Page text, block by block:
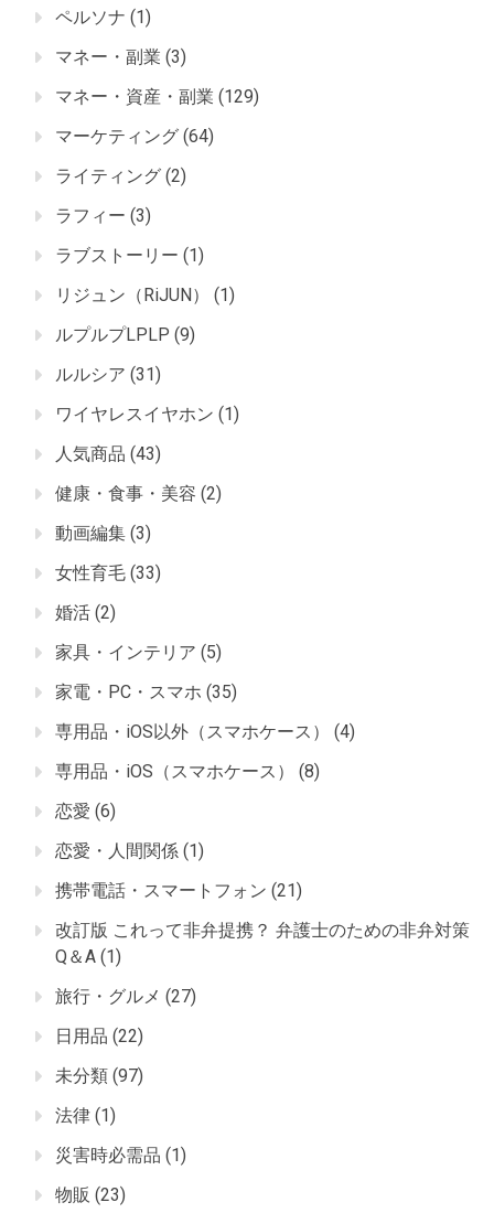
ペルソナ (1)
マネー・副業 (3)
マネー・資産・副業 (129)
マーケティング (64)
ライティング (2)
ラフィー (3)
ラブストーリー (1)
リジュン（RiJUN）
(1)
ルプルプLPLP (9)
ルルシア (31)
ワイヤレスイヤホン (1)
人気商品 (43)
健康・食事・美容 (2)
動画編集 (3)
女性育毛 (33)
婚活 (2)
家具・インテリア (5)
家電・PC・スマホ (35)
専用品・iOS以外（スマホケース）
(4)
専用品・iOS（スマホケース）
(8)
恋愛 (6)
恋愛・人間関係 (1)
携帯電話・スマートフォン (21)
改訂版 これって非弁提携？ 弁護士のための非弁対策
Q＆A (1)
旅行・グルメ (27)
日用品 (22)
未分類 (97)
法律 (1)
災害時必需品 (1)
物販 (23)